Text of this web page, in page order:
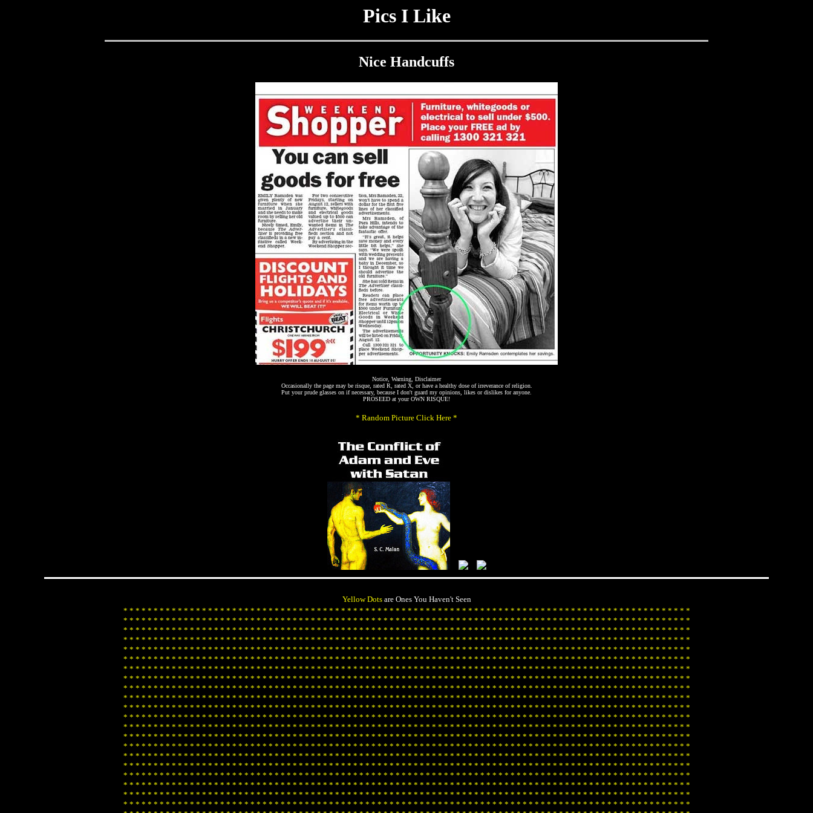
Pics I Like
Nice Handcuffs
Notice, Warning, Disclaimer
Occasionally the page may be risque, rated R, rated X, or have a healthy dose of irreverance of religion.
Put your prude glasses on if necessary, because I don't guard my opinions, likes or dislikes for anyone.
PROSEED at your OWN RISQUE!
* Random Picture Click Here *
Yellow Dotsare Ones You Haven't Seen
* * * * * * * * * * * * * * * * * * * * * * * * * * * * * * * * * * * * * * * * * * * * * * * * * * * * * * * * * * * * * * * * * * * * * * * * * * * * * * * * * * * * * * * * * * * * * *
* * * * * * * * * * * * * * * * * * * * * * * * * * * * * * * * * * * * * * * * * * * * * * * * * * * * * * * * * * * * * * * * * * * * * * * * * * * * * * * * * * * * * * * * * * * * * *
* * * * * * * * * * * * * * * * * * * * * * * * * * * * * * * * * * * * * * * * * * * * * * * * * * * * * * * * * * * * * * * * * * * * * * * * * * * * * * * * * * * * * * * * * * * * * *
* * * * * * * * * * * * * * * * * * * * * * * * * * * * * * * * * * * * * * * * * * * * * * * * * * * * * * * * * * * * * * * * * * * * * * * * * * * * * * * * * * * * * * * * * * * * * *
* * * * * * * * * * * * * * * * * * * * * * * * * * * * * * * * * * * * * * * * * * * * * * * * * * * * * * * * * * * * * * * * * * * * * * * * * * * * * * * * * * * * * * * * * * * * * *
* * * * * * * * * * * * * * * * * * * * * * * * * * * * * * * * * * * * * * * * * * * * * * * * * * * * * * * * * * * * * * * * * * * * * * * * * * * * * * * * * * * * * * * * * * * * * *
* * * * * * * * * * * * * * * * * * * * * * * * * * * * * * * * * * * * * * * * * * * * * * * * * * * * * * * * * * * * * * * * * * * * * * * * * * * * * * * * * * * * * * * * * * * * * *
* * * * * * * * * * * * * * * * * * * * * * * * * * * * * * * * * * * * * * * * * * * * * * * * * * * * * * * * * * * * * * * * * * * * * * * * * * * * * * * * * * * * * * * * * * * * * *
* * * * * * * * * * * * * * * * * * * * * * * * * * * * * * * * * * * * * * * * * * * * * * * * * * * * * * * * * * * * * * * * * * * * * * * * * * * * * * * * * * * * * * * * * * * * * *
* * * * * * * * * * * * * * * * * * * * * * * * * * * * * * * * * * * * * * * * * * * * * * * * * * * * * * * * * * * * * * * * * * * * * * * * * * * * * * * * * * * * * * * * * * * * * *
* * * * * * * * * * * * * * * * * * * * * * * * * * * * * * * * * * * * * * * * * * * * * * * * * * * * * * * * * * * * * * * * * * * * * * * * * * * * * * * * * * * * * * * * * * * * * *
* * * * * * * * * * * * * * * * * * * * * * * * * * * * * * * * * * * * * * * * * * * * * * * * * * * * * * * * * * * * * * * * * * * * * * * * * * * * * * * * * * * * * * * * * * * * * *
* * * * * * * * * * * * * * * * * * * * * * * * * * * * * * * * * * * * * * * * * * * * * * * * * * * * * * * * * * * * * * * * * * * * * * * * * * * * * * * * * * * * * * * * * * * * * *
* * * * * * * * * * * * * * * * * * * * * * * * * * * * * * * * * * * * * * * * * * * * * * * * * * * * * * * * * * * * * * * * * * * * * * * * * * * * * * * * * * * * * * * * * * * * * *
* * * * * * * * * * * * * * * * * * * * * * * * * * * * * * * * * * * * * * * * * * * * * * * * * * * * * * * * * * * * * * * * * * * * * * * * * * * * * * * * * * * * * * * * * * * * * *
* * * * * * * * * * * * * * * * * * * * * * * * * * * * * * * * * * * * * * * * * * * * * * * * * * * * * * * * * * * * * * * * * * * * * * * * * * * * * * * * * * * * * * * * * * * * * *
* * * * * * * * * * * * * * * * * * * * * * * * * * * * * * * * * * * * * * * * * * * * * * * * * * * * * * * * * * * * * * * * * * * * * * * * * * * * * * * * * * * * * * * * * * * * * *
* * * * * * * * * * * * * * * * * * * * * * * * * * * * * * * * * * * * * * * * * * * * * * * * * * * * * * * * * * * * * * * * * * * * * * * * * * * * * * * * * * * * * * * * * * * * * *
* * * * * * * * * * * * * * * * * * * * * * * * * * * * * * * * * * * * * * * * * * * * * * * * * * * * * * * * * * * * * * * * * * * * * * * * * * * * * * * * * * * * * * * * * * * * * *
* * * * * * * * * * * * * * * * * * * * * * * * * * * * * * * * * * * * * * * * * * * * * * * * * * * * * * * * * * * * * * * * * * * * * * * * * * * * * * * * * * * * * * * * * * * * * *
* * * * * * * * * * * * * * * * * * * * * * * * * * * * * * * * * * * * * * * * * * * * * * * * * * * * * * * * * * * * * * * * * * * * * * * * * * * * * * * * * * * * * * * * * * * * * *